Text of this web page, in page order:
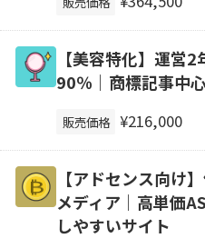
【美容特化】運営
90％｜商標記事中
販売価格 ¥216,000
【アドセンス向け
メディア｜高単価
しやすいサイト